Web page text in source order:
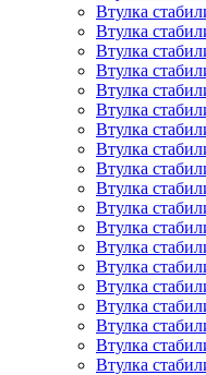
Втулка
Втулка
Втулка
Втулка
Втулка
Втулка
Втулка
Втулка
Втулка
Втулка
Втулка
Втулка
Втулка
Втулка
Втулка
Втулка
Втулка
Втулка
Втулка